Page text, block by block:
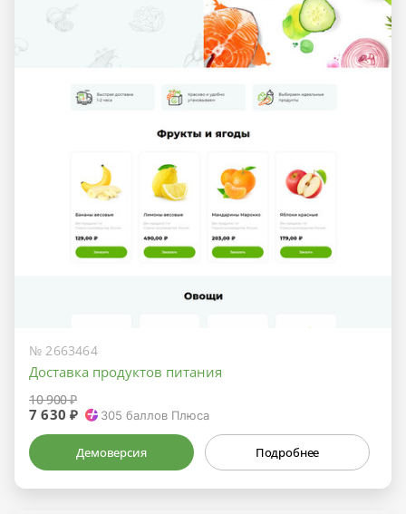
№ 2663464
Доставка продуктов питания
10 900 ₽
7 630 ₽ 305 баллов Плюса
Демоверсия Подробнее